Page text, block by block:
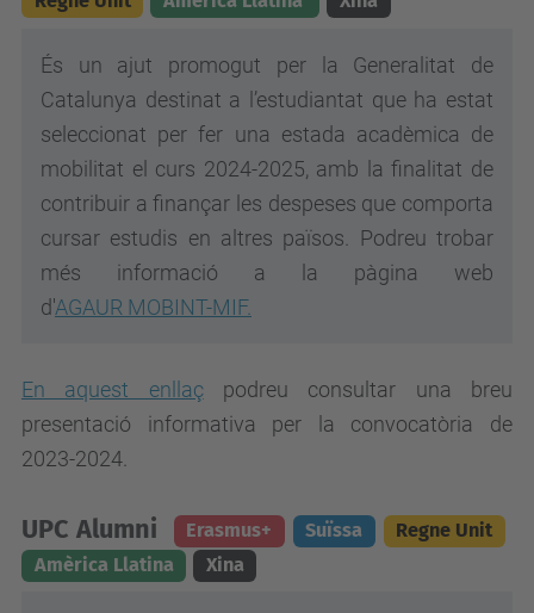
És un ajut promogut per la Generalitat de
Catalunya destinat a l’estudiantat que ha estat
seleccionat per fer una estada acadèmica de
mobilitat el curs 2024-2025, amb la finalitat de
contribuir a finançar les despeses que comporta
cursar estudis en altres països. Podreu trobar
més informació a la pàgina web
d'AGAUR MOBINT-MIF.
En aquest enllaçpodreu consultar una breu
presentació informativa per la convocatòria de
2023-2024.
UPC Alumni Erasmus+ Suïssa
Regne Unit
Amèrica Llatina
Xina